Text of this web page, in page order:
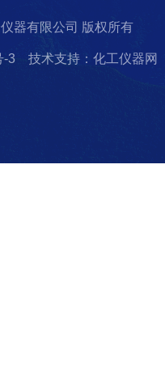
器有限公司 版权所有
-3
技术支持：化工仪器网